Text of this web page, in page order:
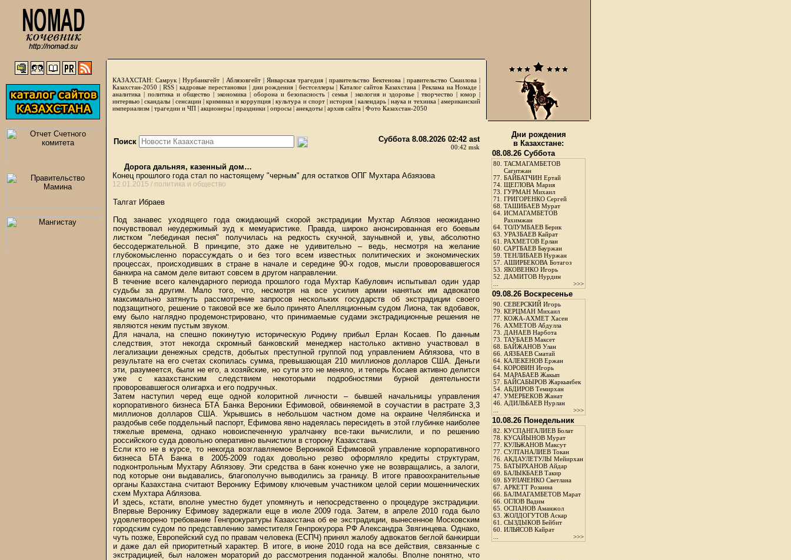
КАЗАХСТАН: Самрук |Нурбанкгейт | Аблязовгейт| Январская трагедия |правительство Бектенова| правительство Смаилова|
Казахстан-2050 | RSS|кадровые перестановки| дни рождения | бестселлеры| Каталог сайтов Казахстана | Реклама на Номаде |
аналитика | политика и общество | экономика | оборона и безопасность | семья | экология и здоровье | творчество | юмор |
интервью |скандалы | сенсации|криминал и коррупция|культура и спорт|история | календарь|наука и техника|американский
империализм | трагедии и ЧП | акционеры | праздники | опросы | анекдоты | архив сайта | Фото Казахстан-2050
Поиск Суббота 8.08.2026 02:42 ast
00:42 msk
Дорога дальняя, казенный дом…
Конец прошлого года стал по настоящему "черным" для остатков ОПГ Мухтара Абзязова
12.01.2015 / политика и общество
Талгат Ибраев
Под занавес уходящего года ожидающий скорой экстрадиции Мухтар Аблязов неожиданно
почувствовал неудержимый зуд к мемуаристике. Правда, широко анонсированная его боевым
листком "лебединая песня" получилась на редкость скучной, заунывной и, увы, абсолютно
бессодержательной. В принципе, это даже не удивительно – ведь, несмотря на желание
глубокомысленно порассуждать о и без того всем известных политических и экономических
процессах, происходивших в стране в начале и середине 90-х годов, мысли проворовавшегося
банкира на самом деле витают совсем в другом направлении.
В течение всего календарного периода прошлого года Мухтар Кабулович испытывал один удар
судьбы за другим. Мало того, что, несмотря на все усилия армии нанятых им адвокатов
максимально затянуть рассмотрение запросов нескольких государств об экстрадиции своего
подзащитного, решение о таковой все же было принято Апелляционным судом Лиона, так вдобавок,
ему было наглядно продемонстрировано, что принимаемые судами экстрадиционные решения не
являются неким пустым звуком.
Для начала, на спешно покинутую историческую Родину прибыл Ерлан Косаев. По данным
следствия, этот некогда скромный банковский менеджер настолько активно участвовал в
легализации денежных средств, добытых преступной группой под управлением Аблязова, что в
результате на его счетах скопилась сумма, превышающая 210 миллионов долларов США. Деньги
эти, разумеется, были не его, а хозяйские, но сути это не меняло, и теперь Косаев активно делится
уже с казахстанским следствием некоторыми подробностями бурной деятельности
проворовавшегося олигарха и его подручных.
Затем наступил черед еще одной колоритной личности – бывшей начальницы управления
корпоративного бизнеса БТА Банка Вероники Ефимовой, обвиняемой в соучастии в растрате 3,3
миллионов долларов США. Укрывшись в небольшом частном доме на окраине Челябинска и
раздобыв себе поддельный паспорт, Ефимова явно надеялась пересидеть в этой глубинке наиболее
тяжелые времена, однако новоиспеченную уралчанку все-таки вычислили, и по решению
российского суда довольно оперативно вычистили в сторону Казахстана.
Если кто не в курсе, то некогда возглавляемое Вероникой Ефимовой управление корпоративного
бизнеса БТА Банка в 2005-2009 годах довольно резво оформляло кредиты структурам,
подконтрольным Мухтару Аблязову. Эти средства в банк конечно уже не возвращались, а залоги,
под которые они выдавались, благополучно выводились за границу. В итоге правоохранительные
органы Казахстана считают Веронику Ефимову ключевым участником целой серии мошеннических
схем Мухтара Аблязова.
И здесь, кстати, вполне уместно будет упомянуть и непосредственно о процедуре экстрадиции.
Впервые Веронику Ефимову задержали еще в июле 2009 года. Затем, в апреле 2010 года было
удовлетворено требование Генпрокуратуры Казахстана об ее экстрадиции, вынесенное Московским
городским судом по представлению заместителя Генпрокурора РФ Александра Звягинцева. Однако,
чуть позже, Европейский суд по правам человека (ЕСПЧ) принял жалобу адвокатов беглой банкирши
и даже дал ей приоритетный характер. В итоге, в июне 2010 года на все действия, связанные с
экстрадицией, был наложен мораторий до рассмотрения поданной жалобы. Вполне понятно, что
Дни рождения
в Казахстане:
08.08.26 Суббота
80. ТАСМАГАМБЕТОВ
Сагитжан
77. БАЙБАТЧИН Ертай
74. ЩЕГЛОВА Мария
73. ГУРМАН Михаил
71. ГРИГОРЕНКО Сергей
68. ТАШИБАЕВ Мурат
64. ИСМАГАМБЕТОВ
Рахимжан
64. ТОЛУМБАЕВ Берик
63. УРАЗБАЕВ Кайрат
61. РАХМЕТОВ Ерлан
60. САРТБАЕВ Бауржан
59. ТЕНЛИБАЕВ Нуржан
57. АШИРБЕКОВА Ботагоз
53. ЯКОВЕНКО Игорь
52. ДАМИТОВ Нурдин
>>>
09.08.26 Воскресенье
90. СЕВЕРСКИЙ Игорь
79. КЕРЦМАН Михаил
77. КОЖА-АХМЕТ Хасен
76. АХМЕТОВ Абдулла
73. ДАНАЕВ Нарбота
73. ТАУБАЕВ Максет
68. БАЙЖАНОВ Улан
66. АЯЗБАЕВ Сматай
64. КАЛЕКЕНОВ Ержан
64. КОРОВИН Игорь
64. МАРАБАЕВ Жакып
57. БАЙСАБЫРОВ Жаркынбек
54. АБДИРОВ Темирхан
47. УМЕРБЕКОВ Жанат
46. АДИЛЬБАЕВ Нурлан
>>>
10.08.26 Понедельник
82. КУСПАНГАЛИЕВ Болат
78. КУСАЙЫНОВ Мурат
77. КУЛЬЖАНОВ Максут
77. СУЛТАНАЛИЕВ Токан
76. АКДАУЛЕТУЛЫ Мейирхан
75. БАТЫРХАНОВ Айдар
69. БАЛЫКБАЕВ Такир
69. БУРЛАЧЕНКО Светлана
67. АРКЕТТ Розанна
66. БАЛМАГАМБЕТОВ Марат
66. ОГЛОВ Вадим
65. ОСПАНОВ Аманжол
63. ЖОЛДОГУТОВ Аскар
61. СЫЗДЫКОВ Бейбит
60. ИЛЬЯСОВ Кайрат
>>>